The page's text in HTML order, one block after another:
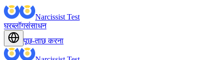
Narcissist Test
घरब्लॉगसंसाधन
पूछ-ताछ करना